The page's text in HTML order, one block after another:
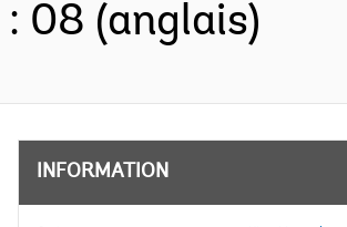
: 08 (anglais)
INFORMATION